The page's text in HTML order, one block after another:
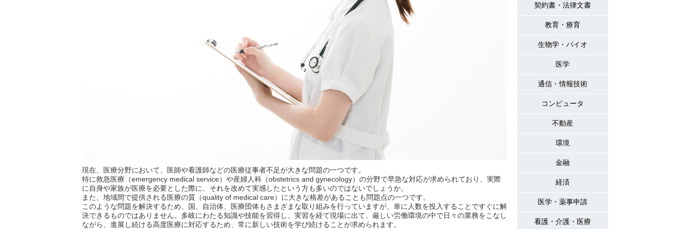
現在、医療分野において、医師や看護師などの医療従事者不足が大きな問題の一つです。
特に救急医療（emergency medical service）や産婦人科（obstetrics and gynecology）の分野で早急な対応が求められており、実際
に自身や家族が医療を必要とした際に、それを改めて実感したという方も多いのではないでしょうか。
また、地域間で提供される医療の質（quality of medical care）に大きな格差があることも問題点の一つです。
このような問題を解決するため、国、自治体、医療団体もさまざまな取り組みを行っていますが、単に人数を投入することですぐに解
決できるものではありません。多岐にわたる知識や技能を習得し、実習を経て現場に出て、厳しい労働環境の中で日々の業務をこなし
ながら、進展し続ける高度医療に対応するため、常に新しい技術を学び続けることが求められます。
契約書・法律文書
教育・療育
生物学・バイオ
医学
通信・情報技術
コンピュータ
不動産
環境
金融
経済
医学・薬事申請
看護・介護・医療